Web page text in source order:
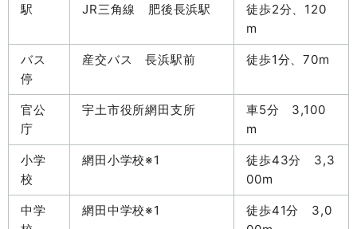
駅 JR三角線 肥後長浜駅
徒歩2分、120
m
バス
停
産交バス 長浜駅前 徒歩1分、70m
官公
庁
宇土市役所網田支所
車5分 3,100
m
小学
校
網田小学校※1
徒歩43分 3,3
00m
中学
網田中学校※1
徒歩41分 3,0